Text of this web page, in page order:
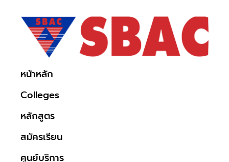
หน้าหลัก
Colleges
หลักสูตร
สมัครเรียน
ศูนย์บริการ